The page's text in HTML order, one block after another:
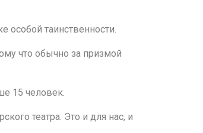
таинственности.
что обычно за призмой
15 человек.
театра. Это и для нас, и